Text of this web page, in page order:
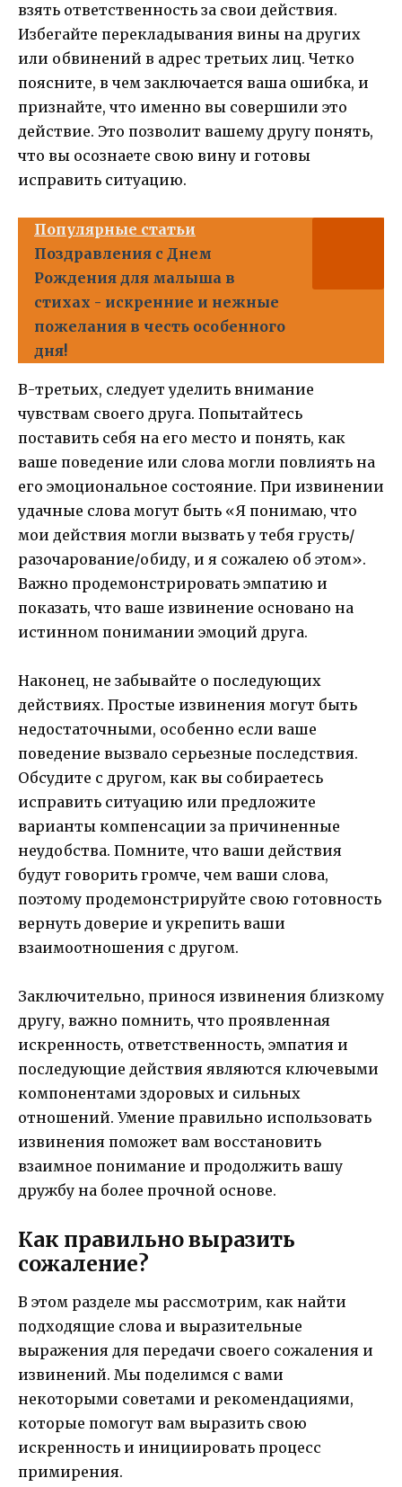
взять ответственность за свои действия.
Избегайте перекладывания вины на других
или обвинений в адрес третьих лиц. Четко
поясните, в чем заключается ваша ошибка, и
признайте, что именно вы совершили это
действие. Это позволит вашему другу понять,
что вы осознаете свою вину и готовы
исправить ситуацию.
Популярные статьи
Поздравления с Днем
Рождения для малыша в
стихах - искренние и нежные
пожелания в честь особенного
дня!
В-третьих, следует уделить внимание
чувствам своего друга. Попытайтесь
поставить себя на его место и понять, как
ваше поведение или слова могли повлиять на
его эмоциональное состояние. При извинении
удачные слова могут быть «Я понимаю, что
мои действия могли вызвать у тебя грусть/
разочарование/обиду, и я сожалею об этом».
Важно продемонстрировать эмпатию и
показать, что ваше извинение основано на
истинном понимании эмоций друга.
Наконец, не забывайте о последующих
действиях. Простые извинения могут быть
недостаточными, особенно если ваше
поведение вызвало серьезные последствия.
Обсудите с другом, как вы собираетесь
исправить ситуацию или предложите
варианты компенсации за причиненные
неудобства. Помните, что ваши действия
будут говорить громче, чем ваши слова,
поэтому продемонстрируйте свою готовность
вернуть доверие и укрепить ваши
взаимоотношения с другом.
Заключительно, принося извинения близкому
другу, важно помнить, что проявленная
искренность, ответственность, эмпатия и
последующие действия являются ключевыми
компонентами здоровых и сильных
отношений. Умение правильно использовать
извинения поможет вам восстановить
взаимное понимание и продолжить вашу
дружбу на более прочной основе.
Как правильно выразить
сожаление?
В этом разделе мы рассмотрим, как найти
подходящие слова и выразительные
выражения для передачи своего сожаления и
извинений. Мы поделимся с вами
некоторыми советами и рекомендациями,
которые помогут вам выразить свою
искренность и инициировать процесс
примирения.